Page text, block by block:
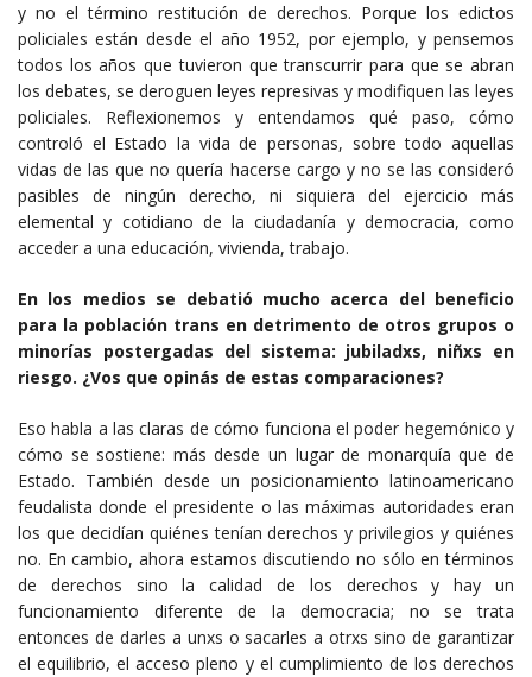
y no el término restitución de derechos. Porque los edictos
policiales están desde el año 1952, por ejemplo, y pensemos
todos los años que tuvieron que transcurrir para que se abran
los debates, se deroguen leyes represivas y modifiquen las leyes
policiales. Reflexionemos y entendamos qué paso, cómo
controló el Estado la vida de personas, sobre todo aquellas
vidas de las que no quería hacerse cargo y no se las consideró
pasibles de ningún derecho, ni siquiera del ejercicio más
elemental y cotidiano de la ciudadanía y democracia, como
acceder a una educación, vivienda, trabajo.
En los medios se debatió mucho acerca del beneficio
para la población trans en detrimento de otros grupos o
minorías postergadas del sistema: jubiladxs, niñxs en
riesgo. ¿Vos que opinás de estas comparaciones?
Eso habla a las claras de cómo funciona el poder hegemónico y
cómo se sostiene: más desde un lugar de monarquía que de
Estado. También desde un posicionamiento latinoamericano
feudalista donde el presidente o las máximas autoridades eran
los que decidían quiénes tenían derechos y privilegios y quiénes
no. En cambio, ahora estamos discutiendo no sólo en términos
de derechos sino la calidad de los derechos y hay un
funcionamiento diferente de la democracia; no se trata
entonces de darles a unxs o sacarles a otrxs sino de garantizar
el equilibrio, el acceso pleno y el cumplimiento de los derechos